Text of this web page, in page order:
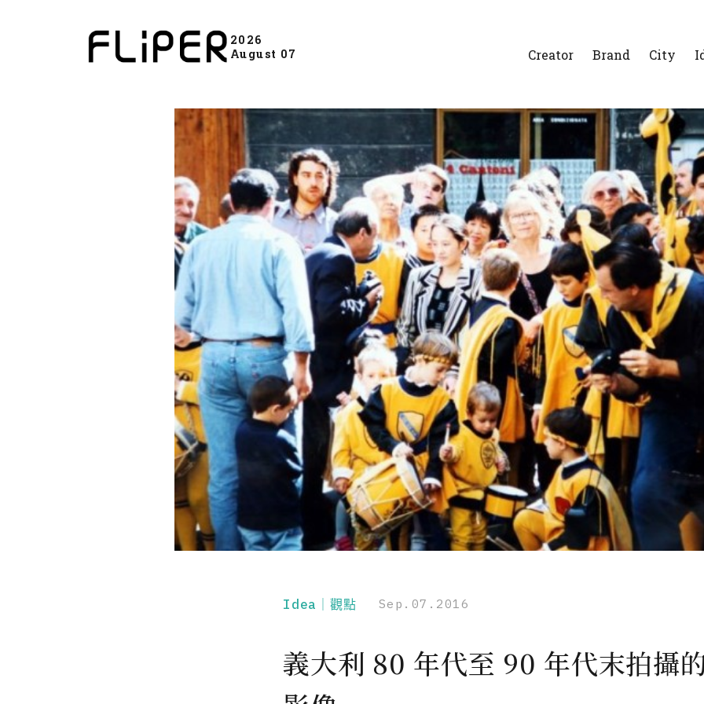
2026
August 07
Creator Brand City
Idea｜觀點 Sep.07.2016
義大利 80 年代至 90 年代末拍攝